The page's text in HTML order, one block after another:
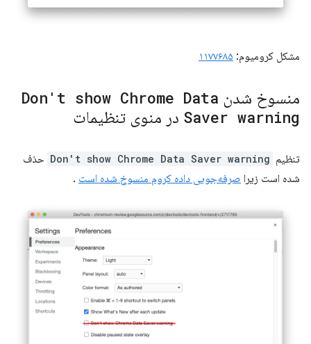
مشکل کرومیوم: ۱۱۷۷۶۸۵
منسوخ شدن Don't show Chrome Data
Saver warning در منوی تنظیمات
تنظیم Don't show Chrome Data Saver warning حذف
شده است زیرا صرفه‌جویی داده کروم منسوخ شده است .